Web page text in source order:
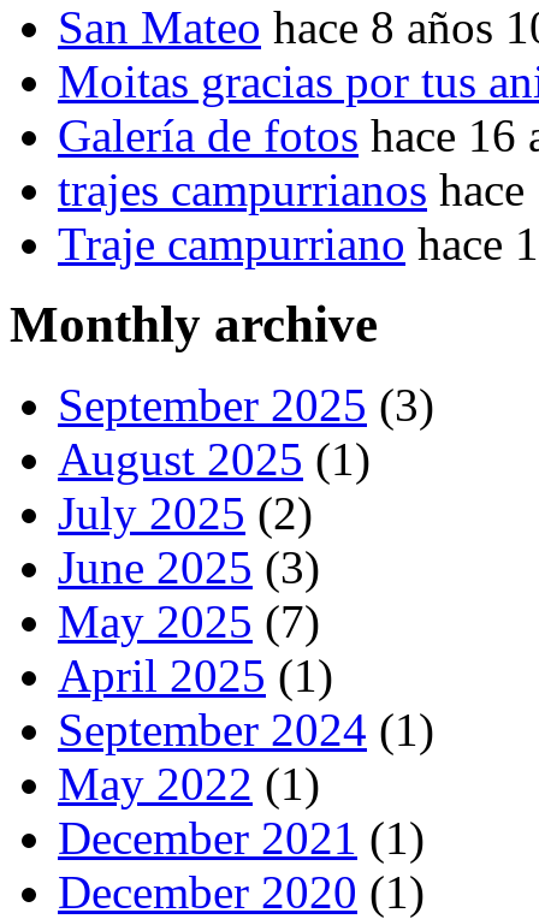
San Mateo hace 8 años
Moitas gracias por tus
Galería de fotos hace 16
trajes campurrianos
Traje campurriano hace
Monthly archive
September 2025 (3)
August 2025 (1)
July 2025 (2)
June 2025 (3)
May 2025 (7)
April 2025 (1)
September 2024 (1)
May 2022 (1)
December 2021 (1)
December 2020 (1)